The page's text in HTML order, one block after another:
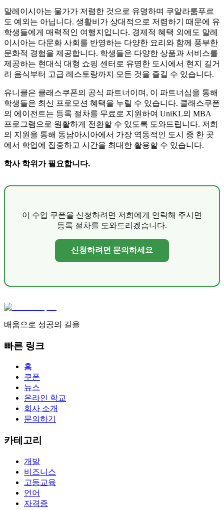
말레이시아는 물가가 저렴한 것으로 유명하며 쿠알라룸푸르
도 예외는 아닙니다. 생활비가 상대적으로 저렴하기 때문에 유
학생들에게 매력적인 여행지입니다. 경제적 혜택 외에도 말레
이시아는 다문화 사회를 반영하는 다양한 요리와 함께 풍부한
문화적 경험을 제공합니다. 학생들은 다양한 상품과 서비스를
제공하는 현대식 대형 쇼핑 센터로 유명한 도시에서 현지 길거
리 음식부터 고급 레스토랑까지 모든 것을 즐길 수 있습니다.
유니클은 클래스쿠폰의 공식 파트너이며, 이 파트너십을 통해
학생들은 최신 프로모션 혜택을 누릴 수 있습니다. 클래스쿠폰
의 에이전트는 등록 절차를 무료로 지원하여 UniKL의 MBA
프로그램으로 원활하게 전환할 수 있도록 도와드립니다. 저희
의 지원을 통해 동남아시아에서 가장 역동적인 도시 중 한 곳
에서 학업에 집중하고 시간을 최대한 활용할 수 있습니다.
학사 학위가 필요합니다.
이 수업 쿠폰을 신청하려면 저희에게 연락해 주시면
등록 절차를 도와드리겠습니다.
신청하려면 문의하세요
배움으로 성공의 길을
빠른 링크
홈
쿠폰
뉴스
온라인 학교
회사 소개
문의하기
카테고리
개발
비즈니스
고등교육
언어
자격증